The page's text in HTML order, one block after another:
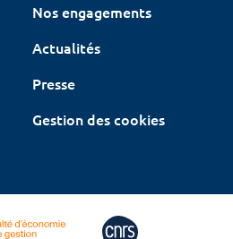
Nos engagements
Actualités
Presse
Gestion des cookies